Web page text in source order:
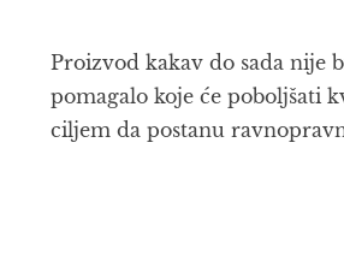
Proizvod kakav do sada nije
pomagalo koje će poboljšati
ciljem da postanu